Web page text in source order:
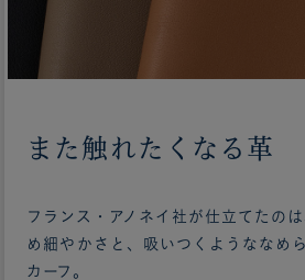
また触れたくなる革
フランス・アノネイ社が仕立てたの
め細やかさと、吸いつくようななめ
カーフ。